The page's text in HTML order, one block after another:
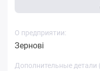
О предприятии:
Зернові
Дополнительные детали